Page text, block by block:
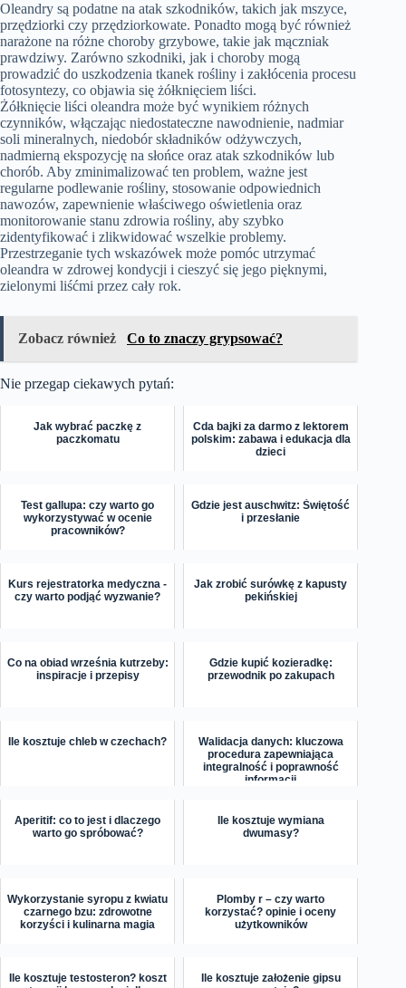
Oleandry są podatne na atak szkodników, takich jak mszyce,
przędziorki czy przędziorkowate. Ponadto mogą być również
narażone na różne choroby grzybowe, takie jak mączniak
prawdziwy. Zarówno szkodniki, jak i choroby mogą
prowadzić do uszkodzenia tkanek rośliny i zakłócenia procesu
fotosyntezy, co objawia się żółknięciem liści.
Żółknięcie liści oleandra może być wynikiem różnych
czynników, włączając niedostateczne nawodnienie, nadmiar
soli mineralnych, niedobór składników odżywczych,
nadmierną ekspozycję na słońce oraz atak szkodników lub
chorób. Aby zminimalizować ten problem, ważne jest
regularne podlewanie rośliny, stosowanie odpowiednich
nawozów, zapewnienie właściwego oświetlenia oraz
monitorowanie stanu zdrowia rośliny, aby szybko
zidentyfikować i zlikwidować wszelkie problemy.
Przestrzeganie tych wskazówek może pomóc utrzymać
oleandra w zdrowej kondycji i cieszyć się jego pięknymi,
zielonymi liśćmi przez cały rok.
Zobacz również Co to znaczy grypsować?
Nie przegap ciekawych pytań:
Jak wybrać paczkę z
paczkomatu
Cda bajki za darmo z lektorem
polskim: zabawa i edukacja dla
dzieci
Test gallupa: czy warto go
wykorzystywać w ocenie
pracowników?
Gdzie jest auschwitz: Świętość
i przesłanie
Kurs rejestratorka medyczna -
czy warto podjąć wyzwanie?
Jak zrobić surówkę z kapusty
pekińskiej
Co na obiad września kutrzeby:
inspiracje i przepisy
Gdzie kupić kozieradkę:
przewodnik po zakupach
Ile kosztuje chleb w czechach?
Walidacja danych: kluczowa
procedura zapewniająca
integralność i poprawność
informacji
Aperitif: co to jest i dlaczego
warto go spróbować?
Ile kosztuje wymiana
dwumasy?
Wykorzystanie syropu z kwiatu
czarnego bzu: zdrowotne
korzyści i kulinarna magia
Plomby r – czy warto
korzystać? opinie i oceny
użytkowników
Ile kosztuje testosteron? koszt
Ile kosztuje założenie gipsu